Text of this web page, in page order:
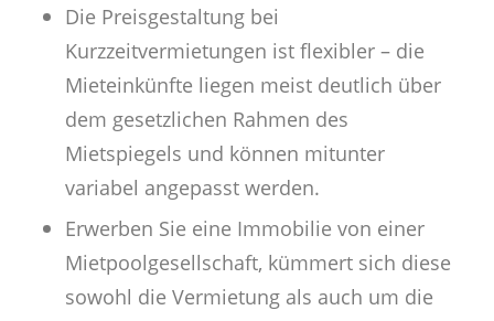
Die Preisgestaltung bei
Kurzzeitvermietungen ist flexibler – die
Mieteinkünfte liegen meist deutlich über
dem gesetzlichen Rahmen des
Mietspiegels und können mitunter
variabel angepasst werden.
Erwerben Sie eine Immobilie von einer
Mietpoolgesellschaft, kümmert sich diese
sowohl die Vermietung als auch um die